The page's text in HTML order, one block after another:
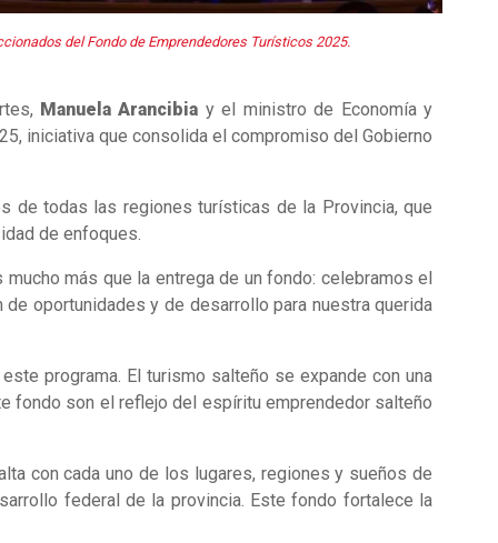
del Fondo de Emprendedores Turísticos 2025.
Manuela Arancibia y el ministro de Economía y
iniciativa que consolida el compromiso del Gobierno
de todas las regiones turísticas de la Provincia, que
de enfoques.
más que la entrega de un fondo: celebramos el
oportunidades y de desarrollo para nuestra querida
programa. El turismo salteño se expande con una
fondo son el reflejo del espíritu emprendedor salteño
con cada uno de los lugares, regiones y sueños de
federal de la provincia. Este fondo fortalece la